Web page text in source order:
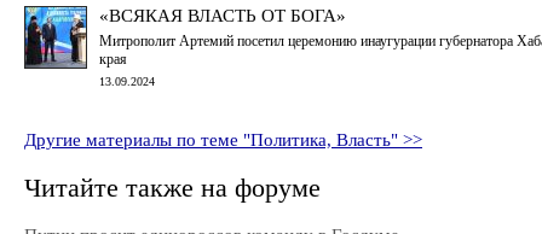
«ВСЯКАЯ ВЛАСТЬ ОТ БОГА»
Митрополит Артемий посетил церемонию инаугурации губернатора
края
13.09.2024
Другие материалы по теме "Политика, Власть" >>
Читайте также на форуме